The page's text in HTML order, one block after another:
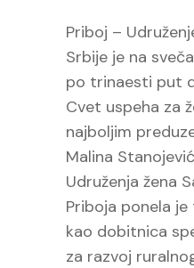
Priboj –
Srbije je na
po trinaesti put
Cvet uspeha za
najboljim
Malina
Udruženja žena
Priboja ponela je
kao dobitnica
za razvoj